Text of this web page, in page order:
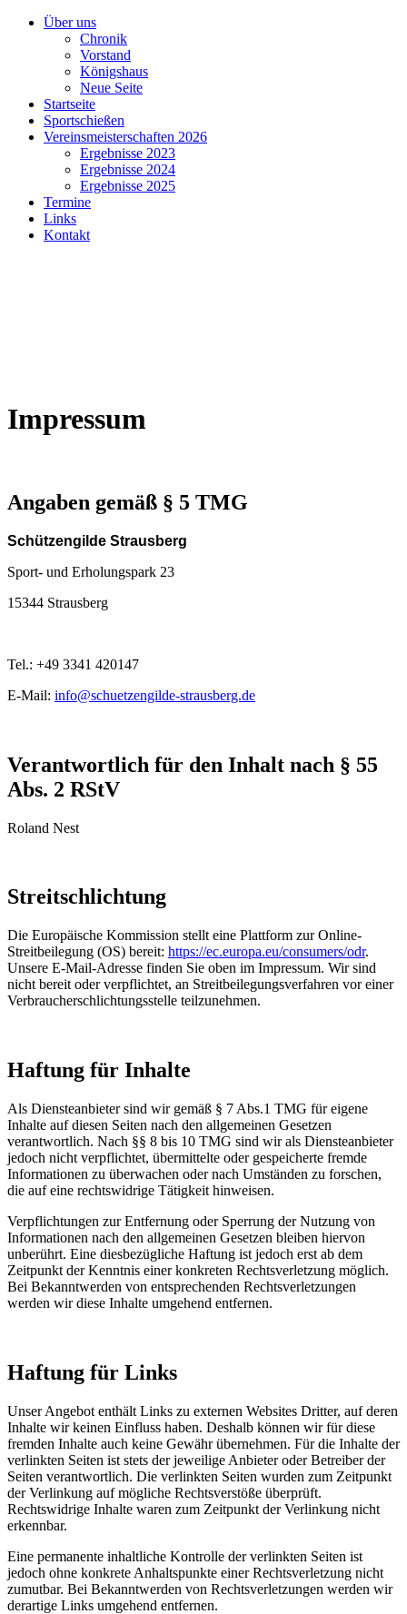
Über uns
Chronik
Vorstand
Königshaus
Neue Seite
Startseite
Sportschießen
Vereinsmeisterschaften 2026
Ergebnisse 2023
Ergebnisse 2024
Ergebnisse 2025
Termine
Links
Kontakt
Impressum
Angaben gemäß § 5 TMG
Schützengilde Strausberg
Sport- und Erholungspark 23
15344 Strausberg
Tel.: +49 3341 420147
E-Mail: info@schuetzengilde-strausberg.de
Verantwortlich für den Inhalt nach § 55
Abs. 2 RStV
Roland Nest
Streitschlichtung
Die Europäische Kommission stellt eine Plattform zur Online-
Streitbeilegung (OS) bereit: https://ec.europa.eu/consumers/odr.
Unsere E-Mail-Adresse finden Sie oben im Impressum. Wir sind
nicht bereit oder verpflichtet, an Streitbeilegungsverfahren vor einer
Verbraucherschlichtungsstelle teilzunehmen.
Haftung für Inhalte
Als Diensteanbieter sind wir gemäß § 7 Abs.1 TMG für eigene
Inhalte auf diesen Seiten nach den allgemeinen Gesetzen
verantwortlich. Nach §§ 8 bis 10 TMG sind wir als Diensteanbieter
jedoch nicht verpflichtet, übermittelte oder gespeicherte fremde
Informationen zu überwachen oder nach Umständen zu forschen,
die auf eine rechtswidrige Tätigkeit hinweisen.
Verpflichtungen zur Entfernung oder Sperrung der Nutzung von
Informationen nach den allgemeinen Gesetzen bleiben hiervon
unberührt. Eine diesbezügliche Haftung ist jedoch erst ab dem
Zeitpunkt der Kenntnis einer konkreten Rechtsverletzung möglich.
Bei Bekanntwerden von entsprechenden Rechtsverletzungen
werden wir diese Inhalte umgehend entfernen.
Haftung für Links
Unser Angebot enthält Links zu externen Websites Dritter, auf deren
Inhalte wir keinen Einfluss haben. Deshalb können wir für diese
fremden Inhalte auch keine Gewähr übernehmen. Für die Inhalte der
verlinkten Seiten ist stets der jeweilige Anbieter oder Betreiber der
Seiten verantwortlich. Die verlinkten Seiten wurden zum Zeitpunkt
der Verlinkung auf mögliche Rechtsverstöße überprüft.
Rechtswidrige Inhalte waren zum Zeitpunkt der Verlinkung nicht
erkennbar.
Eine permanente inhaltliche Kontrolle der verlinkten Seiten ist
jedoch ohne konkrete Anhaltspunkte einer Rechtsverletzung nicht
zumutbar. Bei Bekanntwerden von Rechtsverletzungen werden wir
derartige Links umgehend entfernen.